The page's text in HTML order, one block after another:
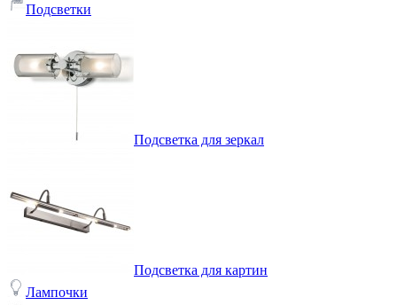
Подсветки
Подсветка для зеркал
Подсветка для картин
Лампочки